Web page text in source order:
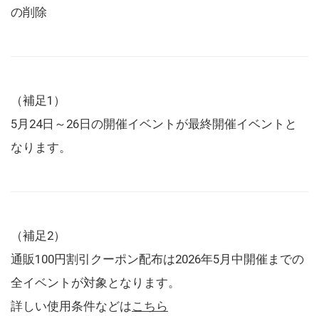
の削除
（補足1）
5月24日～26日の開催イベントが最終開催イベントと
なります。
（補足2）
通販100円割引クーポン配布は2026年5月中開催までの
全イベントが対象となります。
詳しい使用条件などはこちら